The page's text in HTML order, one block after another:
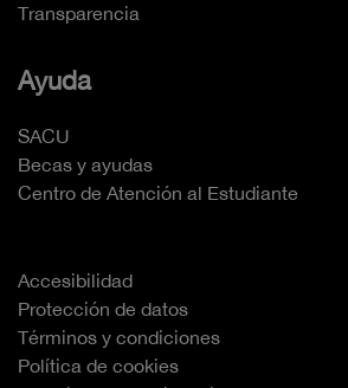
Transparencia
Ayuda
SACU
Becas y ayudas
Centro de Atención al Estudiante
Accesibilidad
Protección de datos
Términos y condiciones
Política de cookies